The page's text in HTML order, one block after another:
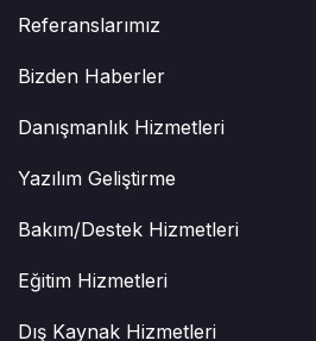
Referanslarımız
Bizden Haberler
Danışmanlık Hizmetleri
Yazılım Geliştirme
Bakım/Destek Hizmetleri
Eğitim Hizmetleri
Dış Kaynak Hizmetleri